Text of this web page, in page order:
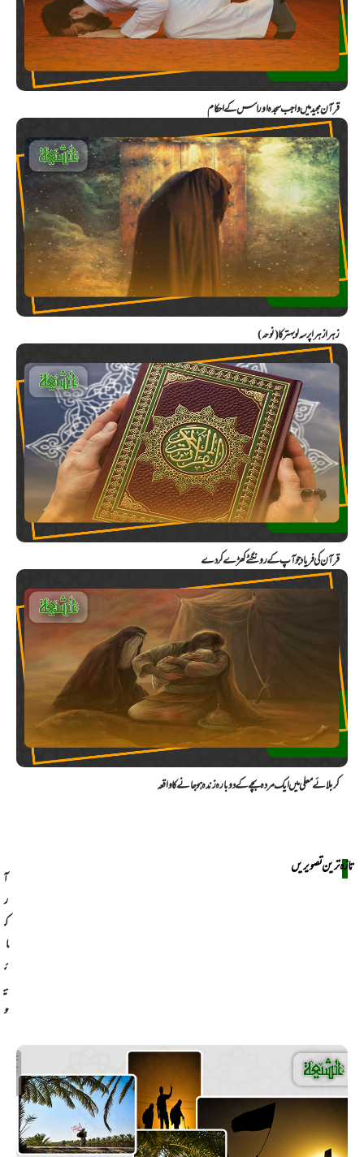
قرآن مجید میں واجب سجدہ اور اس کے احکام
زہرا زہرا پرسہ لو بہتر کا (نوحہ)
قرآن کی فریاد جو آپ کے رونگٹے کھڑے کر دے
کربلائے معلی میں ایک مردہ بچے کے دوبارہ زندہ ہو جانے کا واقعہ
تازہ ترین تصویریں
آ
ر
ک
ا
ئ
ی
و